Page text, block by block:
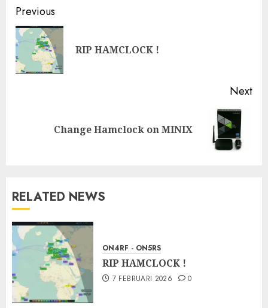
Post
navigation
Previous
RIP HAMCLOCK !
Next
Change Hamclock on MINIX
RELATED NEWS
ON4RF - ON5RS
RIP HAMCLOCK !
7 FEBRUARI 2026 0